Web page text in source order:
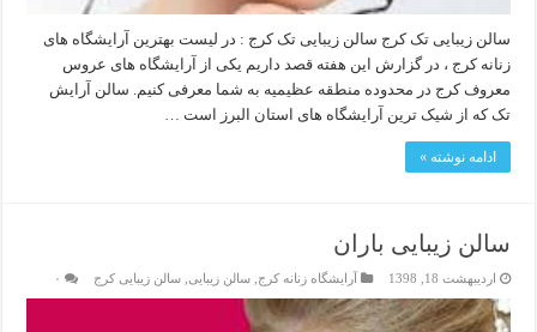
سالن زیبایی تک کرج سالن زیبایی تک کرج : در لیست بهترین آرایشگاه های
زنانه کرج ، در گزارش این هفته قصد داریم یکی از آرایشگاه های عروس
معروف کرج در محدوده منطقه عظیمیه به شما معرفی کنیم. سالن آرایش
تک که از شیک ترین آرایشگاه های استان البرز است …
ادامه نوشته »
سالن زیبایی باران
اردیبهشت 18, 1398 آرایشگاه زنانه کرج ,سالن زیبایی ,سالن زیبایی کرج ۰